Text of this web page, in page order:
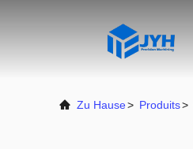
Zu Hause> Produits>